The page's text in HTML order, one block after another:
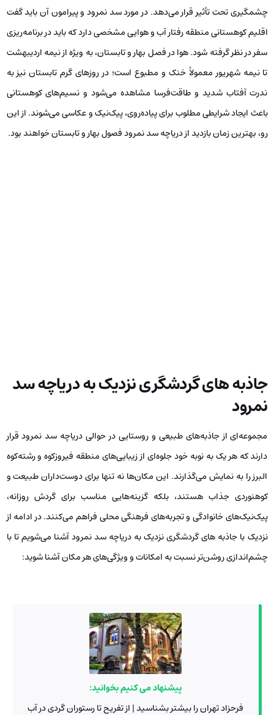
چشمگیری تحت تأثیر قرار می‌دهد. در مورد سد نمرود و پیرامون آن باید گفت
اقلیم کوهستانی منطقه رفتار آب و هوایی مشخصی دارد که باید در برنامه‌ریزی
سفر در نظر گرفته شود. هوا در فصل بهار و تابستان، به ویژه از نیمه اردیبهشت
تا نیمه شهریور معمولاً خنک و مطبوع است؛ در روزهای گرم تابستان نیز به
ندرت آفتاب شدید و طاقت‌فرسا مشاهده می‌شود و نسیم‌های کوهستانی
باعث ایجاد شرایطی مطلوب برای پیاده‌روی، پیک‌نیک و عکاسی می‌شوند. از این
رو، بهترین زمان بازدید از دریاچه سد نمرود فصول بهار و تابستان خواهند بود.
جاذبه های گردشگری نزدیک به دریاچه سد
نمرود
مجموعه‌ای از جاذبه‌های طبیعی و روستایی در حوالی دریاچه سد نمرود قرار
دارند که هر یک به نوبه خود جلوه‌ای از زیبایی‌های منطقه فیروزکوه و رشته‌کوه
البرز را به نمایش می‌گذارند. این مکان‌ها نه تنها برای دوست‌داران طبیعت و
کوهنوردی جذاب هستند، بلکه گزینه‌هایی مناسب برای گردش روزانه،
پیک‌نیک‌های خانوادگی و تجربه‌های فرهنگی محلی فراهم می‌کنند. در ادامه از
نزدیک با جاذبه های گردشگری نزدیک به دریاچه سد نمرود آشنا می‌شویم تا با
چشم‌اندازی روشن‌تر نسبت به امکانات و ویژگی‌های هر مکان آشنا شوید:
پیشنهاد می کنیم بخوانید:
فرحزاد تهران را بیشتر بشناسید | از تفریح تا رستوران گردی در آب